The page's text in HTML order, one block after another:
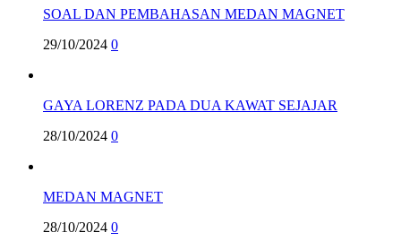
SOAL DAN PEMBAHASAN MEDAN MAGNET
29/10/2024 0
GAYA LORENZ PADA DUA KAWAT SEJAJAR
28/10/2024 0
MEDAN MAGNET
28/10/2024 0